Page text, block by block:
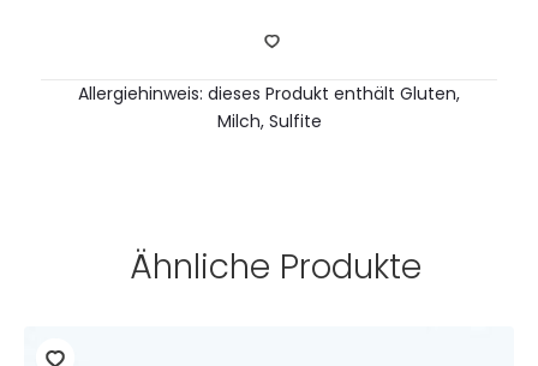
Allergiehinweis: dieses Produkt enthält Gluten,
Milch, Sulfite
Ähnliche Produkte